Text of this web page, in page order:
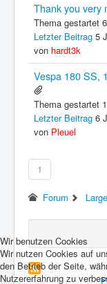
Thank you very
Thema gestartet
Letzter Beitrag 5
von hardt3k
Vespa 180 SS,
Thema gestartet
Letzter Beitrag 6
von Pleuel
1
Forum
Wir benutzen Cookies
Wir nutzen Cookies auf
den Betrieb der Seite,
Nutzererfahrung zu